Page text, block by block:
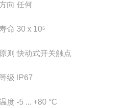
向 任何
命 30 x 10⁶
则 快动式开关触点
级 IP67
度 -5 ... +80 °C